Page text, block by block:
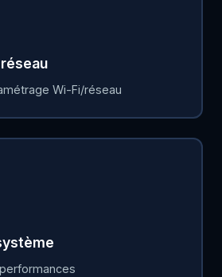
Wi-Fi/réseau